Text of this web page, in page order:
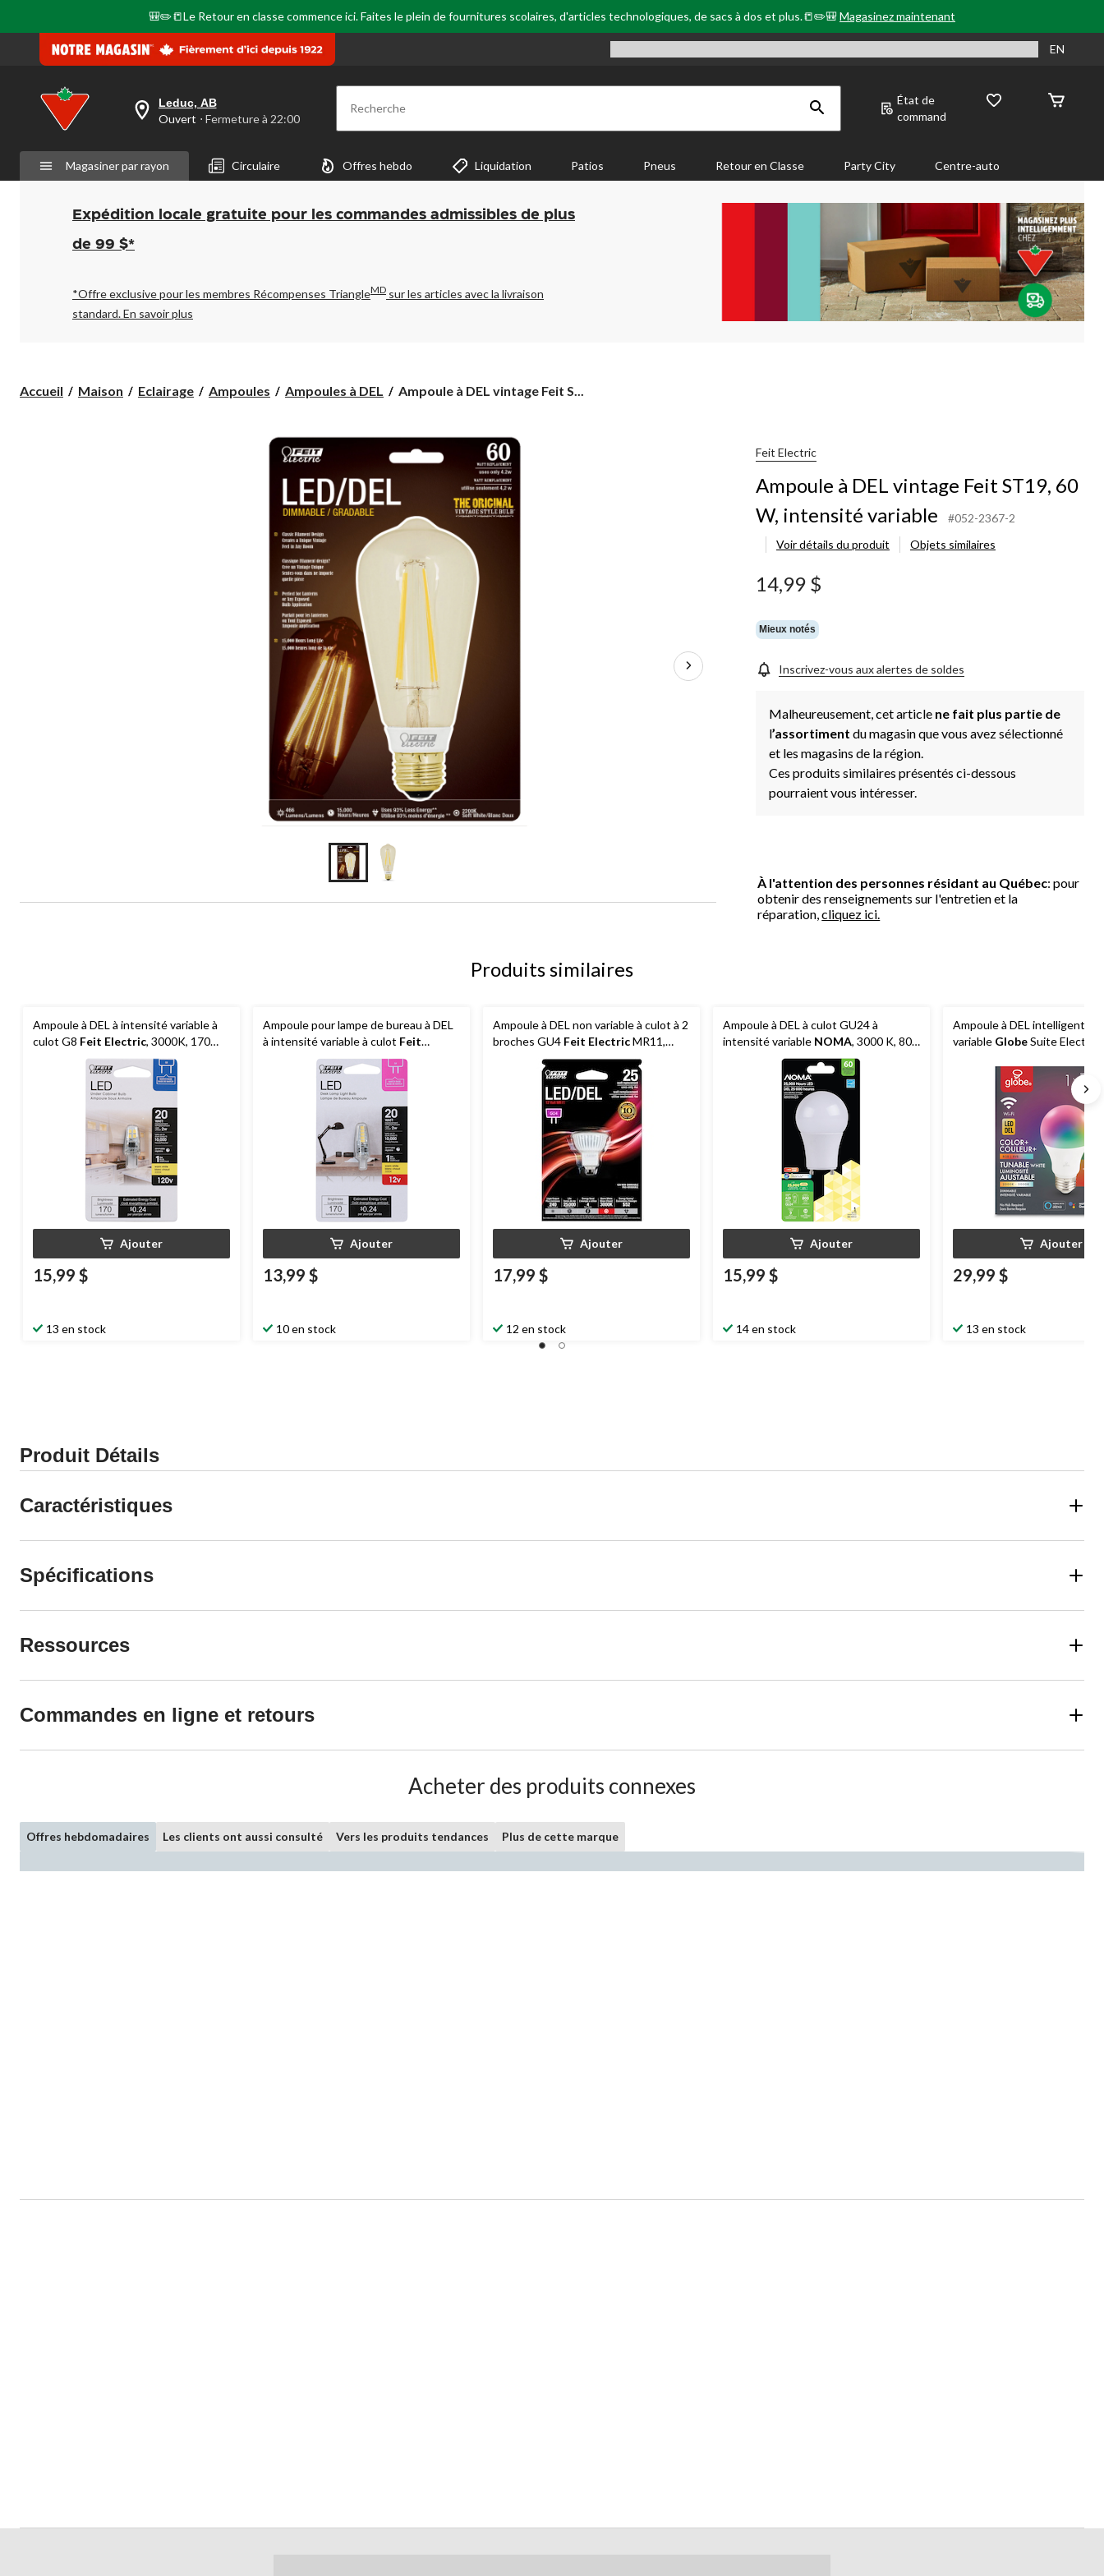
🎒✏️📒Le Retour en classe commence ici. Faites le plein de fournitures scolaires, d'articles technologiques, de sacs à dos et plus.📒✏️🎒Magasinez maintenant
EN
votre
est
Leduc,
AB,
Ouvert,
Fermeture
à
pour
changer
Leduc, AB
Ouvert ⋅ Fermeture à 22:00 Recherche
État de
command
Magasiner par rayon Circulaire Offres hebdo Liquidation Patios Pneus Retour en Classe Party City Centre-auto
Expédition locale gratuite pour les commandes admissibles de plus
de 99 $*
*Offre exclusive pour les membres Récompenses TriangleMD sur les articles avec la livraison
standard.En savoir plus
Accueil Maison Eclairage Ampoules Ampoules à DEL
Ampoule
vintage
Feit
ST19,
W,
intensité
variable
Ampoule à DEL vintage Feit S...
Feit Electric
Ampoule à DEL vintage Feit ST19, 60
W, intensité variable
#052-2367-2
Voir détails du produit
Objets similaires
14,99 $
Mieux notés
Inscrivez-vous aux alertes de soldes
Malheureusement, cet article ne fait plus partie de
l’assortiment du magasin que vous avez sélectionné
et les magasins de la région.
Ces produits similaires présentés ci-dessous
pourraient vous intéresser.
À l'attention des personnes résidant au Québec: pour
obtenir des renseignements sur l'entretien et la
réparation,cliquez ici.
Produits similaires
Ampoule à DEL à intensité variable à
culot G8 Feit Electric, 3000K, 170
lumens, blanc chaud, 20 W
Ajouter
15,99 $
13 en stock
Ampoule pour lampe de bureau à DEL
à intensité variable à culot Feit
G4, 3000K, 170 lumens, blanc
chaud, 20 W
Ajouter
13,99 $
10 en stock
Ampoule à DEL non variable à culot à 2
broches GU4 Feit ElectricMR11,
3000K, 240 lumens, blanc chaud, 25 W
Ajouter
17,99 $
12 en stock
Ampoule à DEL à culot GU24 à
intensité variable NOMA, 3000 K, 800
lumens, blanc chaud, 60 W
Ajouter
15,99 $
14 en stock
Ampoule à DEL intelligente
variable GlobeSuite Electric
Ajouter
29,99 $
13 en stock
Produit Détails
Caractéristiques
Spécifications
Ressources
Commandes en ligne et retours
Acheter des produits connexes
Offres hebdomadaires Les clients ont aussi consulté Vers les produits tendances Plus de cette marque